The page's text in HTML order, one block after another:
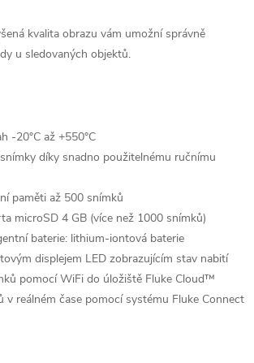
kvalita obrazu vám umožní správně
u sledovaných objektů.
-20°C až +550°C
díky snadno použitelnému ručnímu
paměti až 500 snímků
microSD 4 GB (více než 1000 snímků)
baterie: lithium-iontová baterie
displejem LED zobrazujícím stav nabití
pomocí WiFi do úložiště Fluke Cloud™
v reálném čase pomocí systému Fluke Connect